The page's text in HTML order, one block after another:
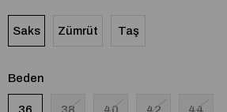
Saks Zümrüt Taş
Beden